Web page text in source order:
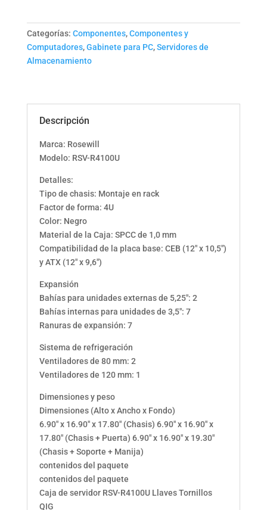
4U
/
RSV-
Categorías: Componentes,Componentes y
Computadores,Gabinete para PC,Servidores de
Almacenamiento
Descripción
Marca: Rosewill
Modelo: RSV-R4100U
Detalles:
Tipo de chasis: Montaje en rack
Factor de forma: 4U
Color: Negro
Material de la Caja: SPCC de 1,0 mm
Compatibilidad de la placa base: CEB (12″ x 10,5″)
y ATX (12″ x 9,6″)
Expansión
Bahías para unidades externas de 5,25″: 2
Bahías internas para unidades de 3,5″: 7
Ranuras de expansión: 7
Sistema de refrigeración
Ventiladores de 80 mm: 2
Ventiladores de 120 mm: 1
Dimensiones y peso
Dimensiones (Alto x Ancho x Fondo)
6.90″ x 16.90″ x 17.80″ (Chasis) 6.90″ x 16.90″ x
17.80″ (Chasis + Puerta) 6.90″ x 16.90″ x 19.30″
(Chasis + Soporte + Manija)
contenidos del paquete
contenidos del paquete
Caja de servidor RSV-R4100U Llaves Tornillos
QIG